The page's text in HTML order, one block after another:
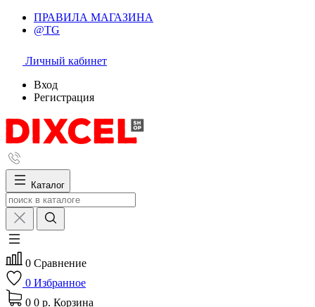
ПРАВИЛА МАГАЗИНА
@TG
Личный кабинет
Вход
Регистрация
Каталог
0 Сравнение
0 Избранное
0 0 р. Корзина